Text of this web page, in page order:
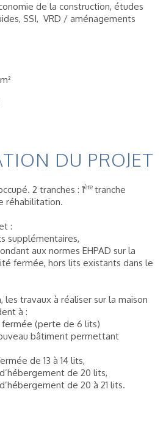
de la construction, études
SSI, VRD / aménagements
DU PROJET
2 tranches : 1ère tranche
réhabilitation.
:
supplémentaires,
aux normes EHPAD sur la
fermée, hors lits existants dans le
les travaux à réaliser sur la maison
à :
fermée (perte de 6 lits)
bâtiment permettant
de 13 à 14 lits,
de 20 lits,
de 20 à 21 lits.